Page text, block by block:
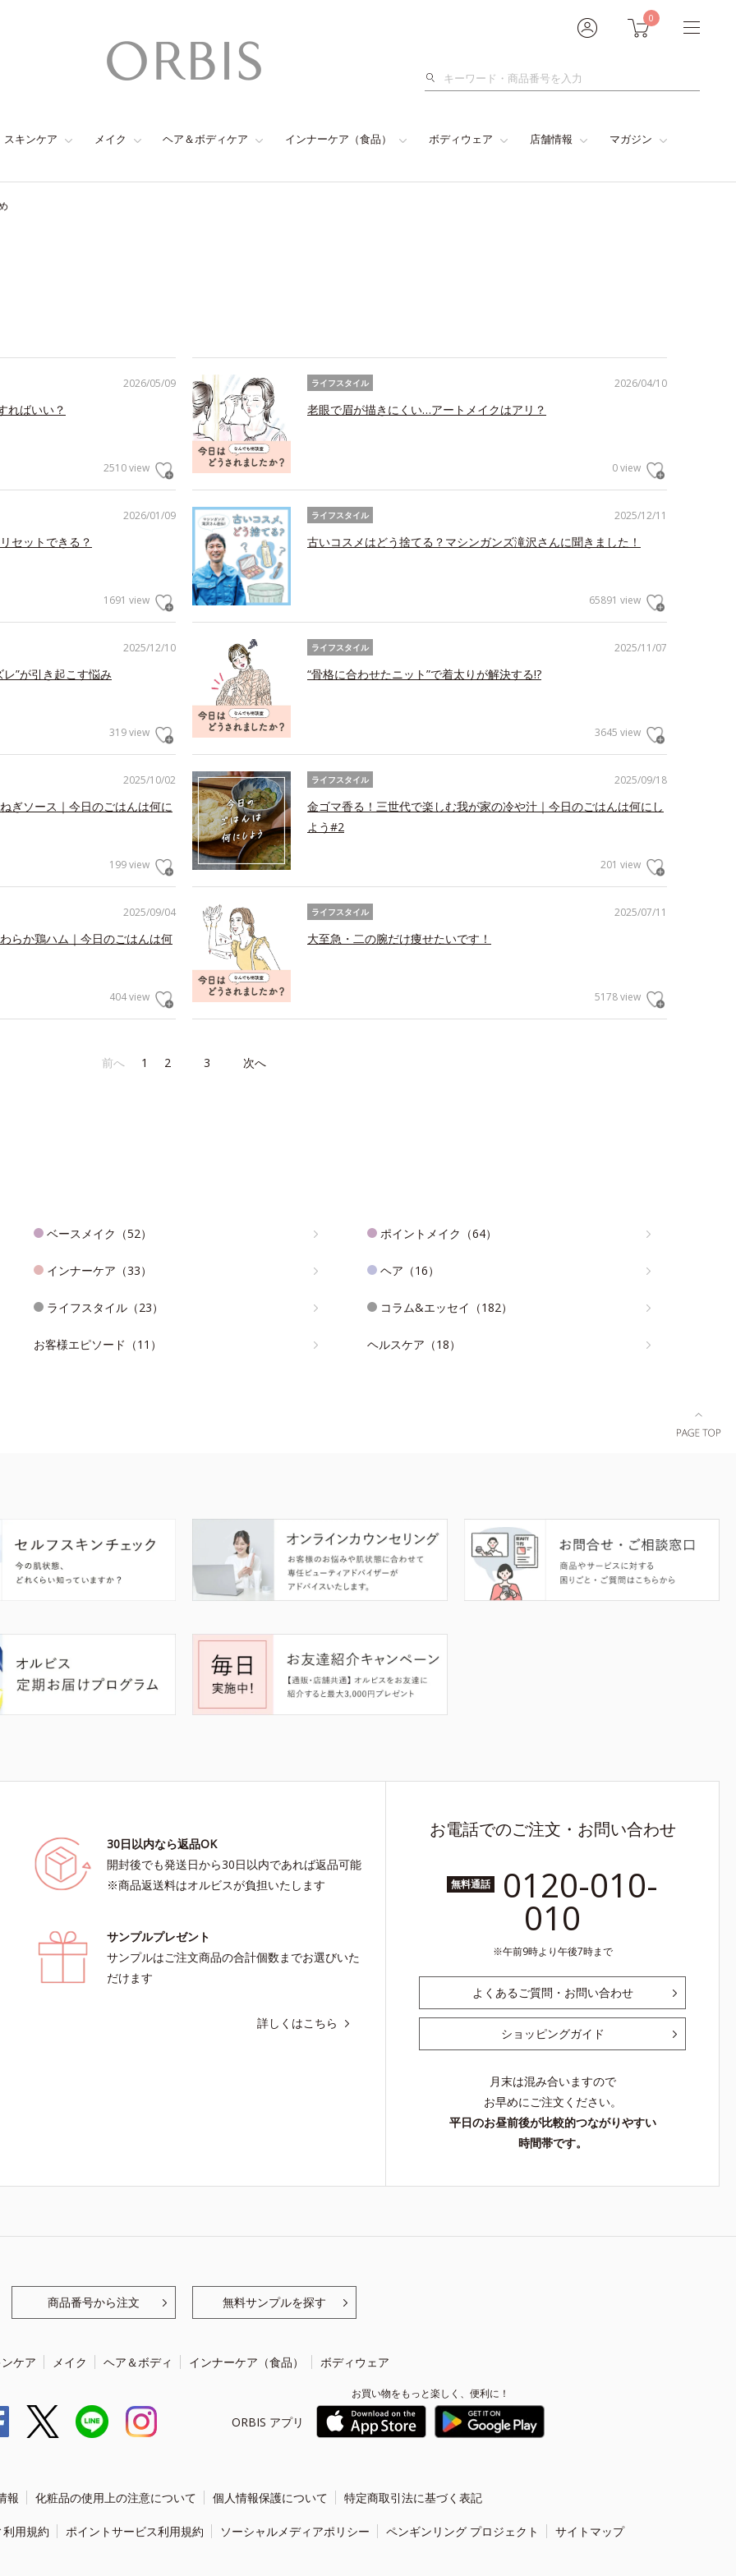
0
検
スキンケア メイク ヘア＆ボディケア インナーケア（食品） ボディウェア 店舗情報 マガジン
2026/05/09
ればいい？
2510 view
2026/04/10
ライフスタイル
老眼で眉が描きにくい…アートメイクはアリ？
0 view
2026/01/09
セットできる？
1691 view
2025/12/11
ライフスタイル
古いコスメはどう捨てる？マシンガンズ滝沢さんに聞きました！
65891 view
2025/12/10
”が引き起こす悩み
319 view
2025/11/07
ライフスタイル
“骨格に合わせたニット”で着太りが解決する!?
3645 view
2025/10/02
ぎソース｜今日のごはんは何に
199 view
2025/09/18
ライフスタイル
金ゴマ香る！三世代で楽しむ我が家の冷や汁｜今日のごはんは何にし
よう#2
201 view
2025/09/04
らか鶏ハム｜今日のごはんは何
404 view
2025/07/11
ライフスタイル
大至急・二の腕だけ痩せたいです！
5178 view
前へ 1 2 3 次へ
ベースメイク（52） ポイントメイク（64）
インナーケア（33） ヘア（16）
ライフスタイル（23） コラム&エッセイ（182）
お客様エピソード（11） ヘルスケア（18）
30日以内なら返品OK
開封後でも発送日から30日以内であれば返品可能
※商品返送料はオルビスが負担いたします
サンプルプレゼント
サンプルはご注文商品の合計個数までお選びいた
だけます
詳しくはこちら
お電話でのご注文・お問い合わせ
無料通話 0120-010-
010
午前9時より午後7時まで
よくあるご質問・お問い合わせ
ショッピングガイド
月末は混み合いますので
お早めにご注文ください。
平日のお昼前後が比較的つながりやすい
時間帯です。
商品番号から注文 無料サンプルを探す
ケア メイク ヘア＆ボディ インナーケア（食品） ボディウェア
ORBIS アプリ
お買い物をもっと楽しく、便利に！
報 化粧品の使用上の注意について 個人情報保護について 特定商取引法に基づく表記
用規約 ポイントサービス利用規約 ソーシャルメディアポリシー ペンギンリング プロジェクト サイトマップ